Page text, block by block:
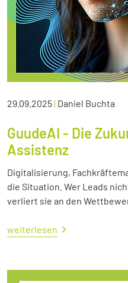
29.09.2025| Daniel Buchta
GuudeAI - Die
Assistenz
Digitalisierung,
die Situation. Wer Leads
verliert sie an den
weiterlesen